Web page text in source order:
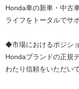
Honda車の新車・中古
ライフをトータルでサ
◆市場におけるポジシ
Hondaブランドの正規
わたり信頼をいただい